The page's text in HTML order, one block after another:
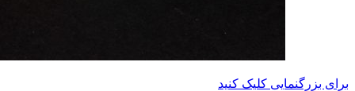
برای بزرگنمایی کلیک کنید